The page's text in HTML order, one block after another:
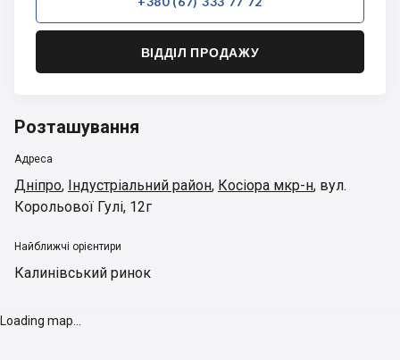
ВІДДІЛ ПРОДАЖУ
Розташування
Адреса
Дніпро, Індустріальний район, Косіора мкр-н, вул.
Корольової Гулі, 12г
Найближчі орієнтири
Калинівський ринок
Loading map...